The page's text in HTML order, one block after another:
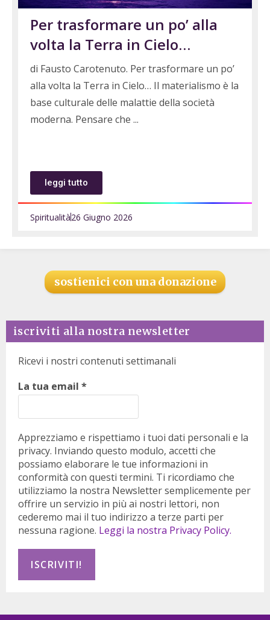
Per trasformare un po’ alla
volta la Terra in Cielo…
di Fausto Carotenuto. Per trasformare un po’
alla volta la Terra in Cielo… Il materialismo è la
base culturale delle malattie della società
moderna. Pensare che
leggi tutto
Spiritualità26 Giugno 2026
sostienici con una donazione
iscriviti alla nostra newsletter
Ricevi i nostri contenuti settimanali
La tua email *
Apprezziamo e rispettiamo i tuoi dati personali e la
privacy. Inviando questo modulo, accetti che
possiamo elaborare le tue informazioni in
conformità con questi termini. Ti ricordiamo che
utilizziamo la nostra Newsletter semplicemente per
offrire un servizio in più ai nostri lettori, non
cederemo mai il tuo indirizzo a terze parti per
nessuna ragione. Leggi la nostra Privacy Policy.